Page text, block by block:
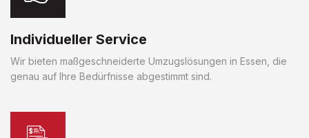
Individueller Service
Wir bieten maßgeschneiderte Umzugslösungen in Essen, die
genau auf Ihre Bedürfnisse abgestimmt sind.